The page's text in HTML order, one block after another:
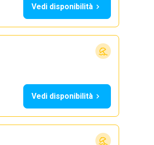
Vedi disponibilità
Vedi disponibilità